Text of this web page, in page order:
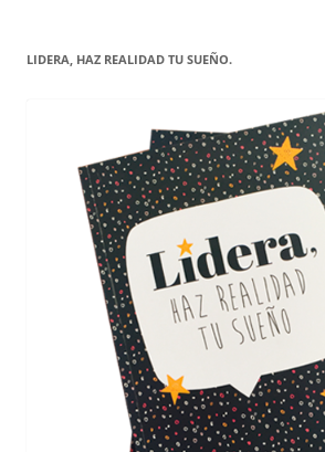
LIDERA, HAZ REALIDAD TU SUEÑO.